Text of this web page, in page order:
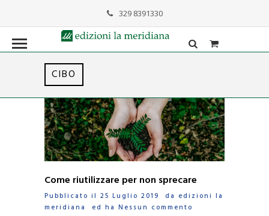
329 8391330
formazione@lameridiana.it
CIBO
Come riutilizzare per non sprecare
Pubblicato il 25 Luglio 2019 da edizioni la
meridiana
ed ha Nessun commento